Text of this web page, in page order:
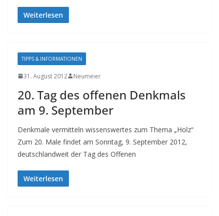
Weiterlesen
TIPPS & INFORMATIONEN
31. August 2012 Neumeier
20. Tag des offenen Denkmals
am 9. September
Denkmale vermitteln wissenswertes zum Thema „Holz“
Zum 20. Male findet am Sonntag, 9. September 2012,
deutschlandweit der Tag des Offenen
Weiterlesen